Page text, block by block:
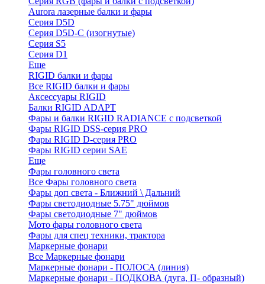
Aurora лазерные балки и фары
Серия D5D
Серия D5D-C (изогнутые)
Cерия S5
Серия D1
Еще
RIGID балки и фары
Все RIGID балки и фары
Аксессуары RIGID
Балки RIGID ADAPT
Фары и балки RIGID RADIANCE с подсветкой
Фары RIGID DSS-серия PRO
Фары RIGID D-серия PRO
Фары RIGID серии SAE
Еще
Фары головного света
Все Фары головного света
Фары доп света - Ближний \ Дальний
Фары светодиодные 5.75" дюймов
Фары светодиодные 7" дюймов
Мото фары головного света
Фары для спец техники, трактора
Маркерные фонари
Все Маркерные фонари
Маркерные фонари - ПОЛОСА (линия)
Маркерные фонари - ПОДКОВА (дуга, П- образный)